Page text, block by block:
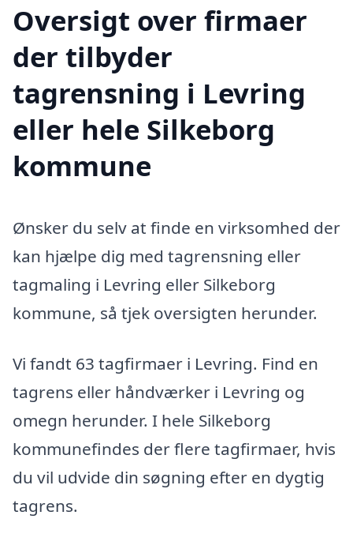
Oversigt over firmaer
der tilbyder
tagrensning i Levring
eller hele Silkeborg
kommune
Ønsker du selv at finde en virksomhed der
kan hjælpe dig med tagrensning eller
tagmaling i Levring eller Silkeborg
kommune, så tjek oversigten herunder.
Vi fandt 63 tagfirmaer i Levring. Find en
tagrens eller håndværker i Levring og
omegn herunder. I hele Silkeborg
kommunefindes der flere tagfirmaer, hvis
du vil udvide din søgning efter en dygtig
tagrens.